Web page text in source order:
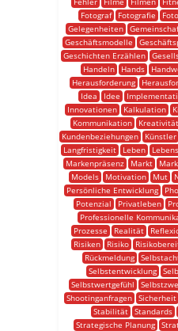
Fotograf
Fotografie
Gelegenheiten
Geschäftsmodelle
Geschichten Erzählen
Handeln
Hands
Herausforderung
Idea
Idee
Innovationen
Kalkulation
Kommunikation
Kreativität
Kundenbeziehungen
Künstler
Langfristigkeit
Leben
Markenpräsenz
Markt
Models
Motivation Mut
Persönliche Entwicklung
Potenzial
Privatleben
Professionelle
Prozesse
Realität
Risiken
Risiko
Rückmeldung
Selbstentwicklung
Selbstwertgefühl
Shootinganfragen
Sicherheit
Stabilität Standards
Strategische Planung